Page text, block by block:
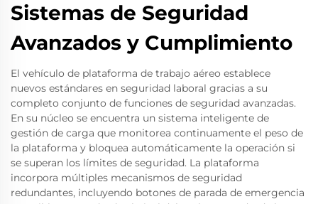
Sistemas de Seguridad
Avanzados y Cumplimiento
El vehículo de plataforma de trabajo aéreo establece
nuevos estándares en seguridad laboral gracias a su
completo conjunto de funciones de seguridad avanzadas.
En su núcleo se encuentra un sistema inteligente de
gestión de carga que monitorea continuamente el peso de
la plataforma y bloquea automáticamente la operación si
se superan los límites de seguridad. La plataforma
incorpora múltiples mecanismos de seguridad
redundantes, incluyendo botones de parada de emergencia